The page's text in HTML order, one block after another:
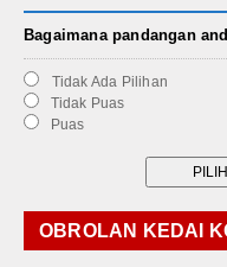
Bagaimana pandangan
Tidak Ada Pilihan
Tidak Puas
Puas
OBROLAN KEDAI